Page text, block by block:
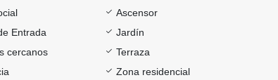
Ascensor
Entrada
Jardín
cercanos
Terraza
Zona residencial